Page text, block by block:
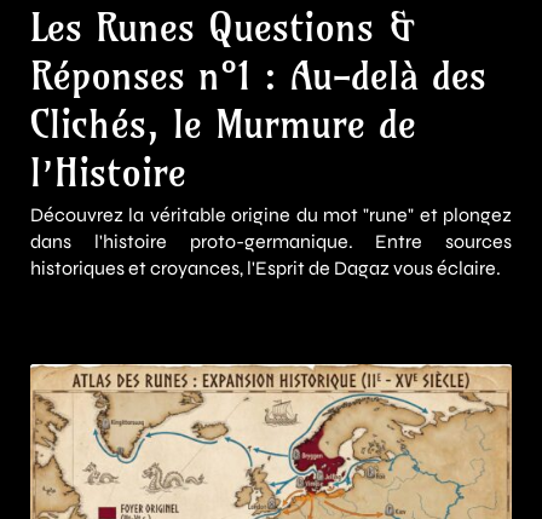
Les Runes Questions &
Réponses n°1 : Au-delà des
Clichés, le Murmure de
l’Histoire
Découvrez la véritable origine du mot "rune" et plongez
dans l'histoire proto-germanique. Entre sources
historiques et croyances, l'Esprit de Dagaz vous éclaire.